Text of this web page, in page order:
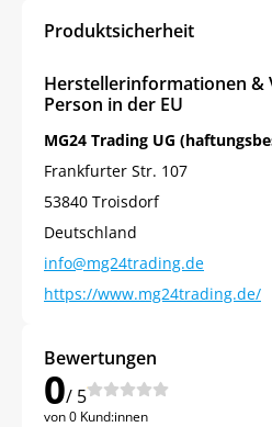
Produktsicherheit
Herstellerinformationen &
Person in der EU
MG24 Trading UG
Frankfurter Str. 107
53840 Troisdorf
Deutschland
info@mg24trading.de
https://www.mg24trading.de/
Bewertungen
0/ 5
von 0 Kund:innen